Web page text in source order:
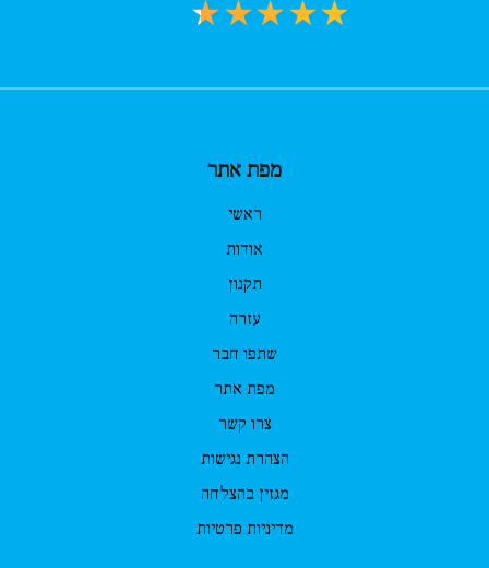
מפת אתר
ראשי
אודות
תקנון
עזרה
שתפו חבר
מפת אתר
צרו קשר
הצהרת נגישות
מגזין בהצלחה
מדיניות פרטיות